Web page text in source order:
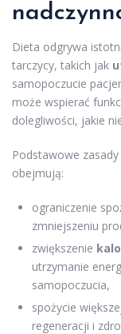
Dieta odgrywa
tarczycy, takich jak
samopoczucie
może wspierać
dolegliwości, jakie
Podstawowe
obejmują:
ograniczenie
zmniejszeniu
zwiększenie
utrzymanie
samopoczucia,
spożycie
regeneracji i